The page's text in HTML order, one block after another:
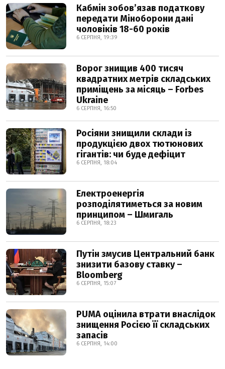
Кабмін зобовʼязав податкову
передати Міноборони дані
чоловіків 18-60 років
6 СЕРПНЯ, 19:39
Ворог знищив 400 тисяч
квадратних метрів складських
приміщень за місяць – Forbes
Ukraine
6 СЕРПНЯ, 16:50
Росіяни знищили склади із
продукцією двох тютюнових
гігантів: чи буде дефіцит
6 СЕРПНЯ, 18:04
Електроенергія
розподілятиметься за новим
принципом – Шмигаль
6 СЕРПНЯ, 18:23
Путін змусив Центральний банк
знизити базову ставку –
Bloomberg
6 СЕРПНЯ, 15:07
PUMA оцінила втрати внаслідок
знищення Росією її складських
запасів
6 СЕРПНЯ, 14:00